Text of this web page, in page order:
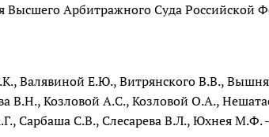
Высшего Арбитражного Суда Российской
Валявиной Е.Ю., Витрянского В.В.,
В.Н., Козловой А.С., Козловой О.А.,
Сарбаша С.В., Слесарева В.Л., Юхнея М.Ф. -